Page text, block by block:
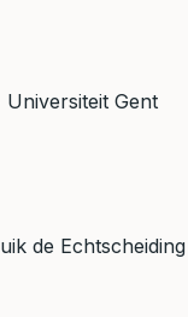
Universiteit Gent
de Echtscheiding